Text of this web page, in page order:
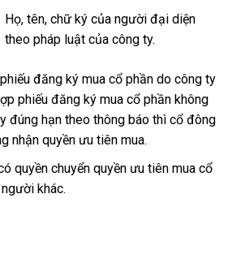
Họ, tên, chữ ký của người đại diện
theo pháp luật của công ty.
đăng ký mua cổ phần do công ty
phiếu đăng ký mua cổ phần không
đúng hạn theo thông báo thì cổ đông
nhận quyền ưu tiên mua.
quyền chuyển quyền ưu tiên mua cổ
khác.